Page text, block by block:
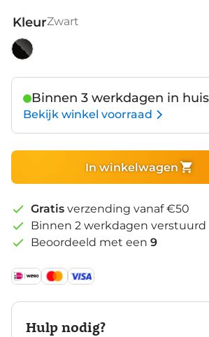
KleurZwart
Binnen 3 werkdagen in huis
Bekijk winkel voorraad
In winkelwagen
Gratis verzending vanaf €50
Binnen 2 werkdagen verstuurd
Beoordeeld met een 9
Hulp nodig?